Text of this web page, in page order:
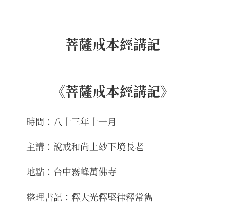
菩薩戒本經講記
《菩薩戒本經講記》
時間：八十三年十一月
主講：說戒和尚上玅下境長老
地點：台中霧峰萬佛寺
整理書記：釋大光釋堅律釋常雋